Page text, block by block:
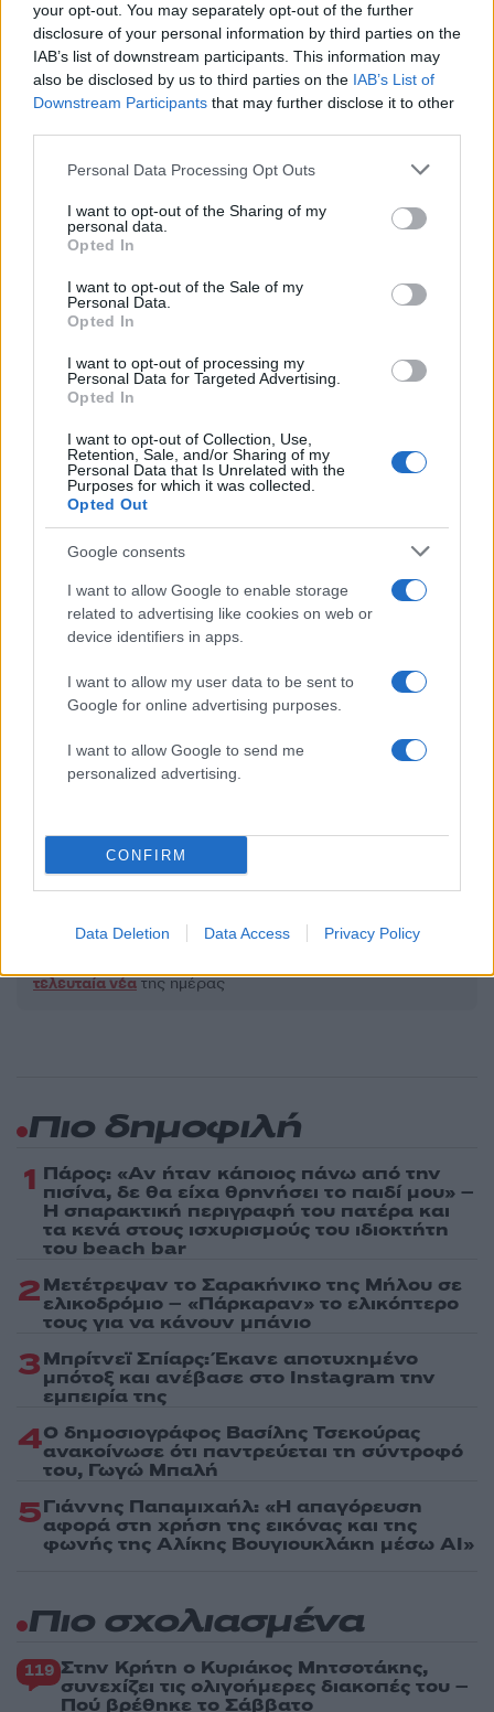
your opt-out. You may separately opt-out of the further
disclosure of your personal information by third parties on the
IAB’s list of downstream participants. This information may
also be disclosed by us to third parties on the IAB’s List of
Downstream Participants that may further disclose it to other
Please note that this website/app uses one or more Google
not limited to your visit or usage behaviour. You may click to
grant or deny consent to Google and its third-party tags to
use your data for below specified purposes in below Google
consent section.
Personal Data Processing Opt Outs
I want to opt-out of the Sharing of my
personal data.
Opted In
I want to opt-out of the Sale of my
Personal Data.
Opted In
I want to opt-out of processing my
Personal Data for Targeted Advertising.
Opted In
I want to opt-out of Collection, Use,
Retention, Sale, and/or Sharing of my
Personal Data that Is Unrelated with the
Purposes for which it was collected.
Opted Out
Google consents
I want to allow Google to enable storage
related to advertising like cookies on web or
device identifiers in apps.
I want to allow my user data to be sent to
Google for online advertising purposes.
I want to allow Google to send me
personalized advertising.
CONFIRM
Data Deletion Data Access Privacy Policy
Σχόλια
2000 /2000
Όροι Χρήσης . Το site προστατεύεται από reCAPTCHA, ισχύουν
Αθλητικά
NBA
ΑΠΟΤΕΛΕΣΜΑΤΑ NBA
ΜΙΛΓΟΥΟΚΙ ΜΠΑΚΣ
Share:
Ακολουθήστε το Νewsit.gr στοGoogle Newsκαι
τελευταία νέατης ημέρας
Φωτιά στον Κουβαρά
Αττικής: Μήνυμα του 112
Στυλιανού προς Καλύβια –
Λεωφόρο Λαυρίου
Η Μαρία
απαντά για τις
αντιληφθεί το
προσέγγισε
Πιο δημοφιλή
1 Πάρος: «Αν ήταν κάποιος πάνω από την
πισίνα, δε θα είχα θρηνήσει το παιδί μου» –
Η σπαρακτική περιγραφή του πατέρα και
τα κενά στους ισχυρισμούς του ιδιοκτήτη
του beach bar
2Μετέτρεψαν το Σαρακήνικο της Μήλου σε
ελικοδρόμιο – «Πάρκαραν» το ελικόπτερο
τους για να κάνουν μπάνιο
3Μπρίτνεϊ Σπίαρς: Έκανε αποτυχημένο
μπότοξ και ανέβασε στο Instagram την
εμπειρία της
4Ο δημοσιογράφος Βασίλης Τσεκούρας
ανακοίνωσε ότι παντρεύεται τη σύντροφό
του, Γωγώ Μπαλή
5Γιάννης Παπαμιχαήλ: «Η απαγόρευση
αφορά στη χρήση της εικόνας και της
φωνής της Αλίκης Βουγιουκλάκη μέσω AI»
Πιο σχολιασμένα
119 Στην Κρήτη ο Κυριάκος Μητσοτάκης,
συνεχίζει τις ολιγοήμερες διακοπές του –
Πού βρέθηκε το Σάββατο